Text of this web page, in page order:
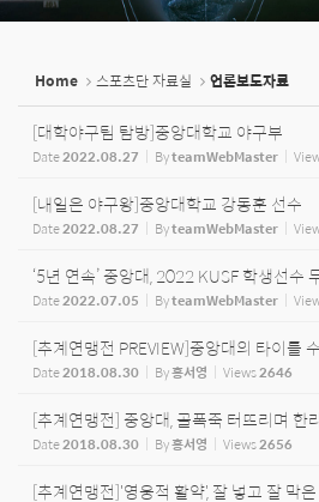
Home 스포츠단 자료실 언론보도자료
[대학야구팀 탐방]중앙대학교 야구부
Date2022.08.27 ByteamWebMaster
[내일은 야구왕]중앙대학교 강동훈 선수
Date2022.08.27 ByteamWebMaster
‘5년 연속’ 중앙대, 2022 KUSF 학생선수
Date2022.07.05 ByteamWebMaster
[추계연맹전 PREVIEW]중앙대의 타이틀
Date2018.08.30 By홍서영 Views2646
[추계연맹전] 중앙대, 골폭죽 터뜨리며 한
Date2018.08.30 By홍서영 Views2656
[추계연맹전]'영웅적 활약', 잘 넣고 잘 막